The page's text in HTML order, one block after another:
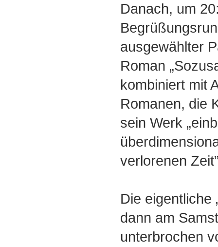
Danach, um
ausgewählter
Roman
kombiniert mit
Romanen, die
sein Werk
verlorenen
Die eigentliche
dann am
unterbrochen